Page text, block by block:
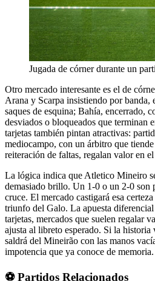
Jugada de córner durante un
Otro mercado interesante es el de
Arana y Scarpa insistiendo por banda,
saques de esquina; Bahía, encerrado,
desviados o bloqueados que terminan
tarjetas también pintan atractivas:
mediocampo, con un árbitro que
reiteración de faltas, regalan valor en
La lógica indica que Atletico Mineiro
demasiado brillo. Un 1-0 o un 2-0 son
cruce. El mercado castigará esa
triunfo del Galo. La apuesta
tarjetas, mercados que suelen regalar
ajusta al libreto esperado. Si la
saldrá del Mineirão con las manos
impotencia que ya conoce de memoria.
⚽ Partidos Relacionados